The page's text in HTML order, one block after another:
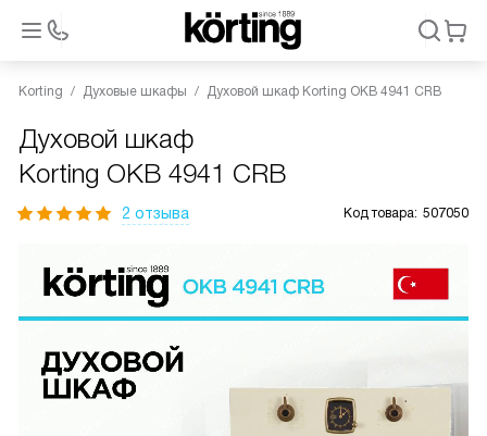
Korting Духовые шкафы Духовой шкаф Korting OKB 4941 CRB
Духовой шкаф
Korting OKB 4941 CRB
2 отзыва Код товара: 507050